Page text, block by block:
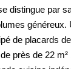
distingue par
généreux.
de placards
près de 22 m²